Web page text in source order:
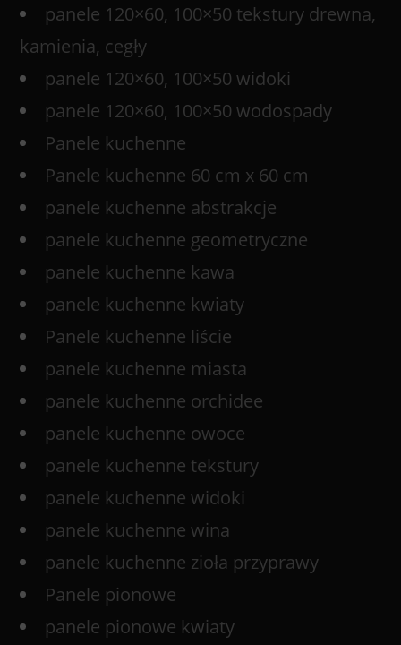
panele 120×60, 100×50 tekstury drewna,
kamienia, cegły
panele 120×60, 100×50 widoki
panele 120×60, 100×50 wodospady
Panele kuchenne
Panele kuchenne 60 cm x 60 cm
panele kuchenne abstrakcje
panele kuchenne geometryczne
panele kuchenne kawa
panele kuchenne kwiaty
Panele kuchenne liście
panele kuchenne miasta
panele kuchenne orchidee
panele kuchenne owoce
panele kuchenne tekstury
panele kuchenne widoki
panele kuchenne wina
panele kuchenne zioła przyprawy
Panele pionowe
panele pionowe kwiaty